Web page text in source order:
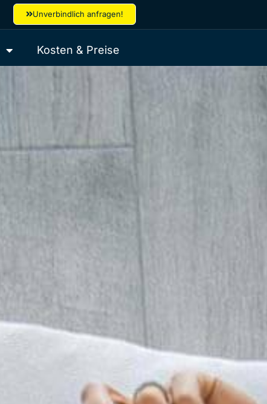
Unverbindlich anfragen!
Kosten & Preise